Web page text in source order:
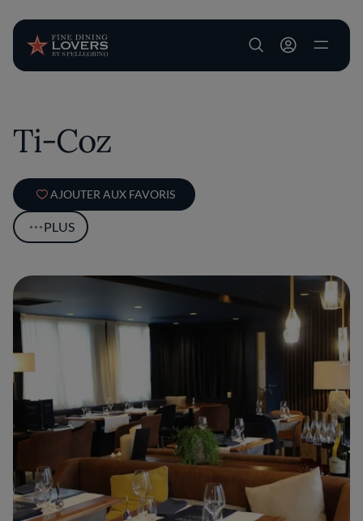
User account
Ti-Coz
AJOUTER AUX FAVORIS
PLUS